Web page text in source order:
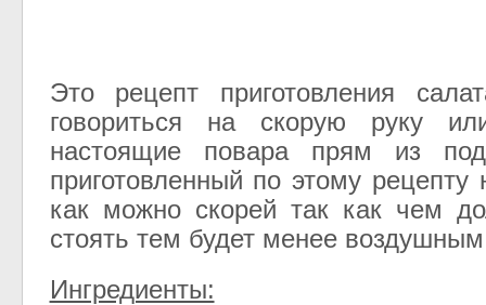
Это рецепт приготовления
говориться на скорую руку
настоящие повара прям из
приготовленный по этому рецепту
как можно скорей так как чем
стоять тем будет менее
Ингредиенты: